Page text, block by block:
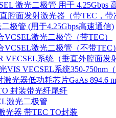
激光二极管 用于 4.25Gbps
腔面发射激光器（带TEC，带
极管 (用于4.25Gbps高速通信)
VCSEL激光二极管（带TEC）
VCSEL激光二极管（不带TEC）
VECSEL系统（垂直外腔面发
VIS VECSEL系统350-750nm
光器低功耗芯片GaAs 894.6
封装带光纤尾纤
激光二极管
光器 带TEC TO封装